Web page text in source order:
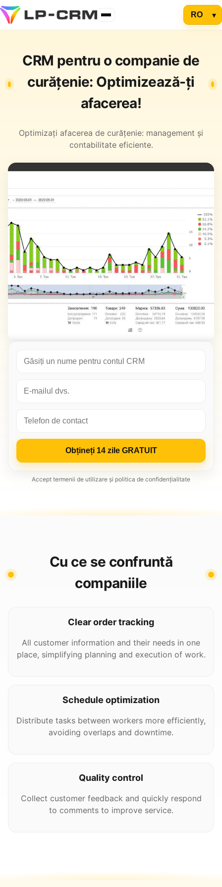
CRM pentru o companie de
curățenie: Optimizează-ți
afacerea!
Optimizați afacerea de curățenie: management și
contabilitate eficiente.
Obțineți 14 zile GRATUIT
Accept termenii de utilizare și politica de confidențialitate
Cu ce se confruntă
companiile
Clear order tracking
All customer information and their needs in one
place, simplifying planning and execution of work.
Schedule optimization
Distribute tasks between workers more efficiently,
avoiding overlaps and downtime.
Quality control
Collect customer feedback and quickly respond
to comments to improve service.